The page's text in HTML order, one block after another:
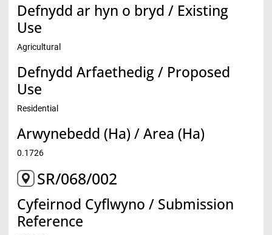
Defnydd ar hyn o bryd / Existing
Use
Agricultural
Defnydd Arfaethedig / Proposed
Use
Residential
Arwynebedd (Ha) / Area (Ha)
0.1726
SR/068/002
Cyfeirnod Cyflwyno / Submission
Reference